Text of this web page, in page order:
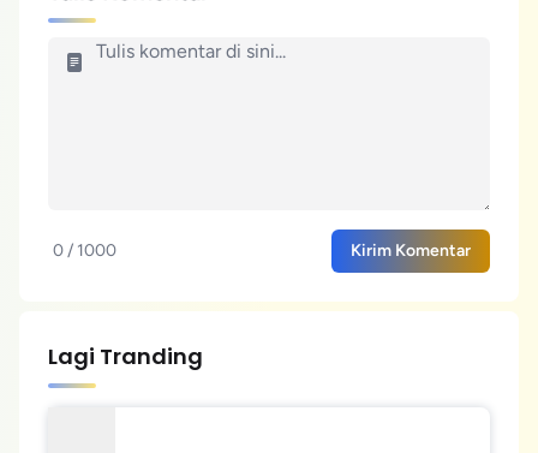
0 / 1000 Kirim Komentar
Lagi Tranding